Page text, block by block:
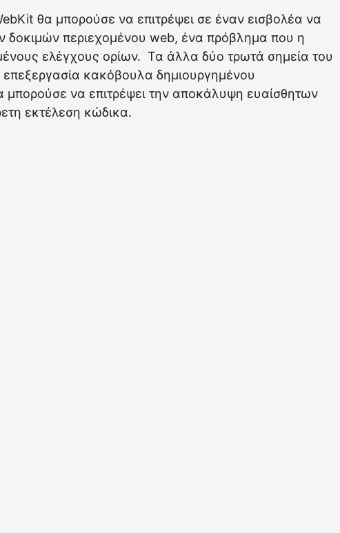
θα μπορούσε να επιτρέψει σε έναν εισβολέα να
δοκιμών περιεχομένου web, ένα πρόβλημα που η
ελέγχους ορίων. Τα άλλα δύο τρωτά σημεία του
επεξεργασία κακόβουλα δημιουργημένου
μπορούσε να επιτρέψει την αποκάλυψη ευαίσθητων
εκτέλεση κώδικα.